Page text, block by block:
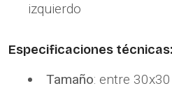
izquierdo
Especificaciones técnicas:
Tamaño: entre